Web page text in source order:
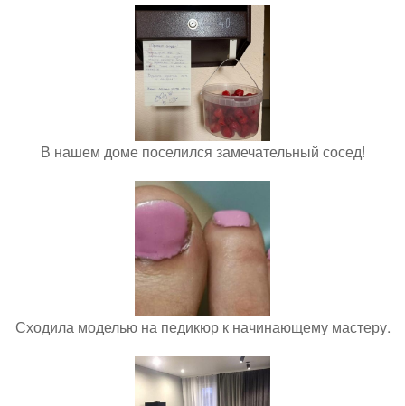
В нашем доме поселился замечательный сосед!
Сходила моделью на педикюр к начинающему мастеру.